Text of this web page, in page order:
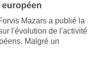
Mazars a publié la
l'évolution de l'activité
Malgré un